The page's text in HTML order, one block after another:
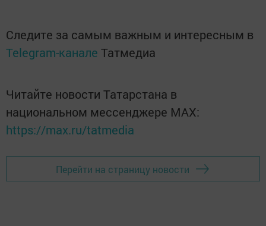
Следите за самым важным и интересным в
Telegram-канале Татмедиа
Читайте новости Татарстана в
национальном мессенджере MАХ:
https://max.ru/tatmedia
Перейти на страницу новости